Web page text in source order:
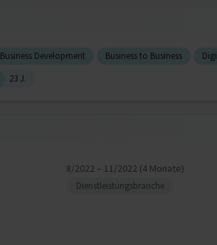
Business Development Business to Business
23 J.
8/2022 – 11/2022 (4 Monate)
Dienstleistungsbranche